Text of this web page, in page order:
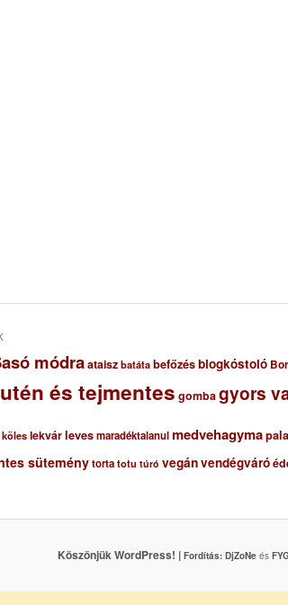
módraataisz batáta befőzésblogkóstoló
és tejmentes gombagyors
köles lekvárlevesmaradéktalanulmedvehagyma
süteménytorta totu túró vegánvendégváró
Köszönjük WordPress! | Fordítás: DjZoNeés